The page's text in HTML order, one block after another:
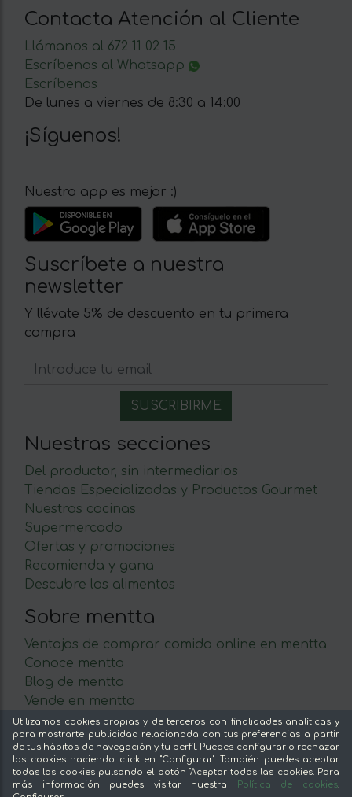
Contacta Atención al Cliente
Llámanos al 672 11 02 15
Escríbenos al Whatsapp
Escríbenos
De lunes a viernes de 8:30 a 14:00
¡Síguenos!
Nuestra app es mejor :)
Suscríbete a nuestra
newsletter
Y llévate 5% de descuento en tu primera
compra
Nuestras secciones
Del productor, sin intermediarios
Tiendas Especializadas y Productos Gourmet
Nuestras cocinas
Supermercado
Ofertas y promociones
Recomienda y gana
Descubre los alimentos
Sobre mentta
Ventajas de comprar comida online en mentta
Conoce mentta
Blog de mentta
Vende en mentta
Fidelización
Preguntas frecuentes
Legal
Utilizamos cookies propias y de terceros con finalidades analíticas y
para mostrarte publicidad relacionada con tus preferencias a partir
de tus hábitos de navegación y tu perfil. Puedes configurar o rechazar
las cookies haciendo click en "Configurar". También puedes aceptar
todas las cookies pulsando el botón "Aceptar todas las cookies. Para
más información puedes visitar nuestra
Política de cookies.